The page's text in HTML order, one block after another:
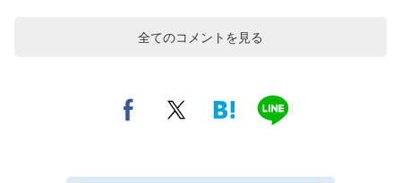
全てのコメントを見る